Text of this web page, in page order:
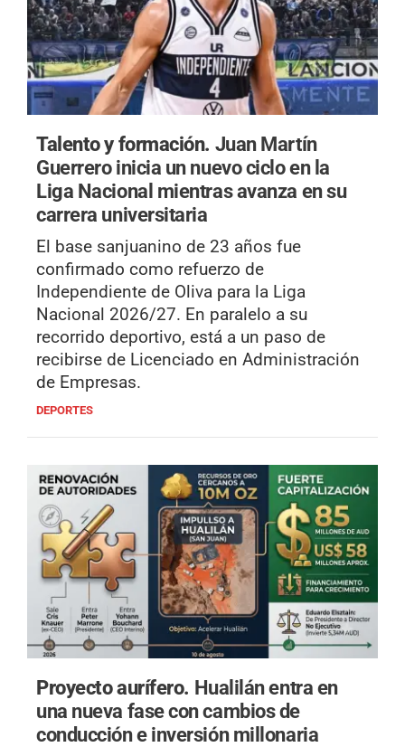
Talento y formación. Juan Martín
Guerrero inicia un nuevo ciclo en la
Liga Nacional mientras avanza en su
carrera universitaria
El base sanjuanino de 23 años fue
confirmado como refuerzo de
Independiente de Oliva para la Liga
Nacional 2026/27. En paralelo a su
recorrido deportivo, está a un paso de
recibirse de Licenciado en Administración
de Empresas.
DEPORTES
Proyecto aurífero. Hualilán entra en
una nueva fase con cambios de
conducción e inversión millonaria